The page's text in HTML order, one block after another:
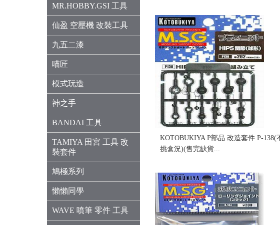
MR.HOBBY.GSI 工具
仙盈 空壓機 改裝工具
九五二漆
喵匠
模式玩造
神之手
BANDAI 工具
TAMIYA 田宮 工具 改
裝套件
鳩極系列
懶懶同學
WAVE 噴筆 零件 工具
KOTOBUKIYA P部品 改造套件 P-138(
挑盒況)(售完缺貨...